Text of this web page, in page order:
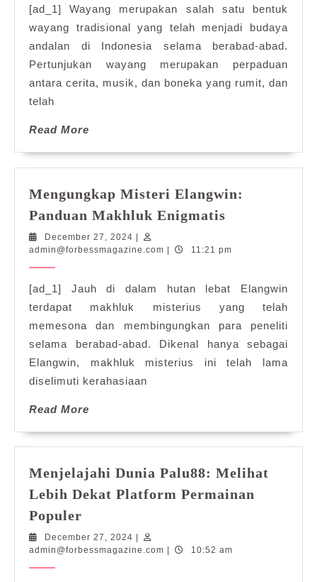
Dekat
Wayang
Tradisional
Indonesia
[ad_1] Wayang merupakan salah satu bentuk
wayang tradisional yang telah menjadi budaya
andalan di Indonesia selama berabad-abad.
Pertunjukan wayang merupakan perpaduan
antara cerita, musik, dan boneka yang rumit, dan
telah
Read More
Mengungkap Misteri Elangwin:
Panduan Makhluk Enigmatis
Elangwin:
Enigmatis
December 27, 2024 December
27,
|
admin@forbessmagazine.com admin@forbessmagazine.com
| 11:21 pm
[ad_1] Jauh di dalam hutan lebat Elangwin
terdapat makhluk misterius yang telah
memesona dan membingungkan para peneliti
selama berabad-abad. Dikenal hanya sebagai
Elangwin, makhluk misterius ini telah lama
diselimuti kerahasiaan
Read More
Menjelajahi Dunia Palu88: Melihat
Lebih Dekat Platform Permainan
Populer
Palu88:
December 27, 2024 December
27,
admin@forbessmagazine.com admin@forbessmagazine.com
10:52 am